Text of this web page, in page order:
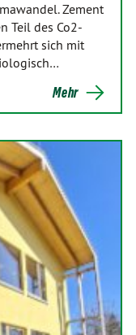
Zement
Teil des Co2-
sich mit
Mehr